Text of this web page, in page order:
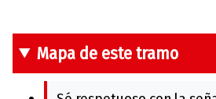
Mapa de este tramo